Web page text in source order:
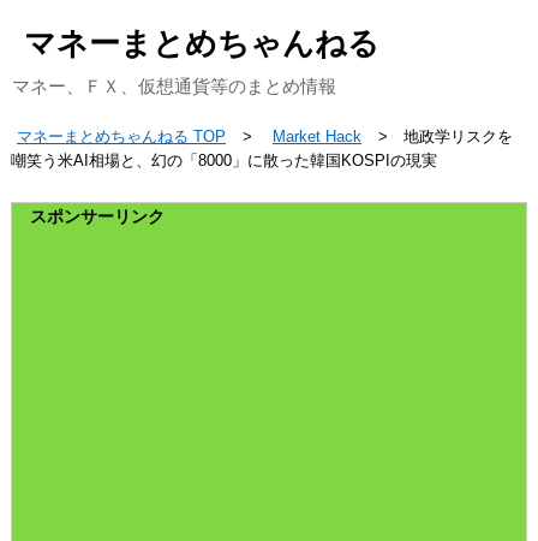
マネーまとめちゃんねる
マネー、ＦＸ、仮想通貨等のまとめ情報
マネーまとめちゃんねる TOP Market Hack
地政学リスクを
嘲笑う米AI相場と、幻の「8000」に散った韓国KOSPIの現実
スポンサーリンク